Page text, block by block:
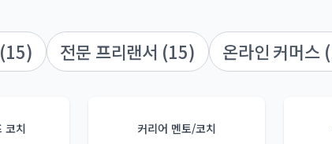
전문 프리랜서 (15) 온라인 커머스
코치 커리어 멘토/코치